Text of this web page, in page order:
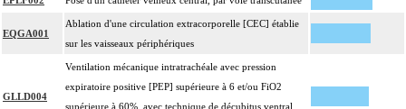
EQGA001
Ablation d'une circulation extracorporelle [CEC] établie
sur les vaisseaux périphériques
GLLD004
Ventilation mécanique intratrachéale avec pression
expiratoire positive [PEP] supérieure à 6 et/ou FiO2
supérieure à 60%, avec technique de décubitus ventral